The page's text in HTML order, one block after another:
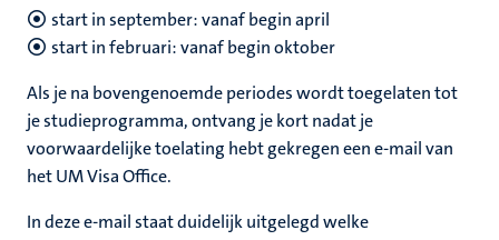
start inseptember: vanaf begin april
start infebruari: vanaf begin oktober
Als je na bovengenoemde periodes wordt toegelaten tot
je studieprogramma, ontvang je kort nadat je
voorwaardelijke toelating hebt gekregen een e-mail van
het UM Visa Office.
In deze e-mail staat duidelijk uitgelegd welke